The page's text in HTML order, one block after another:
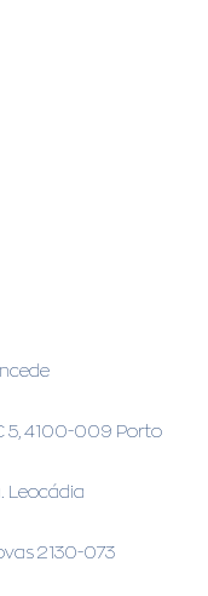
5, 4100-009 Porto
Leocádia
2130-073